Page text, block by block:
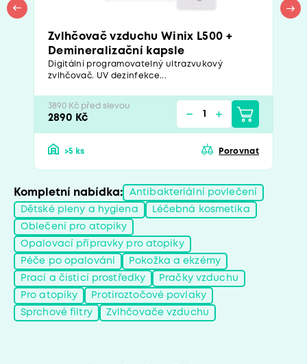
Zvlhčovač vzduchu Winix L500 +
Demineralizační kapsle
Digitální programovatelný ultrazvukový
zvlhčovač. UV dezinfekce...
3890 Kč před slevou
2890 Kč
>5 ks Porovnat
Kompletní nabídka: Antibakteriální povlečení
Dětské pleny a hygiena Léčebná kosmetika
Oblečení pro atopiky
Opalovací přípravky pro atopiky
Péče po opalování Pokožka a ekzémy
Prací a čisticí prostředky Pračky vzduchu
Pro atopiky Protiroztočové povlaky
Sprchové filtry Zvlhčovače vzduchu